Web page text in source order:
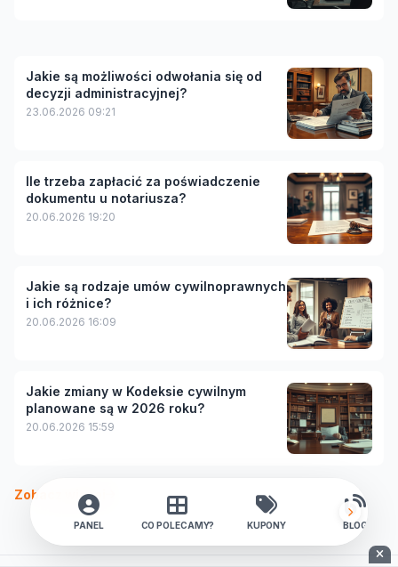
Jakie są możliwości odwołania się od
decyzji administracyjnej?
23.06.2026 09:21
Ile trzeba zapłacić za poświadczenie
dokumentu u notariusza?
20.06.2026 19:20
Jakie są rodzaje umów cywilnoprawnych
i ich różnice?
20.06.2026 16:09
Jakie zmiany w Kodeksie cywilnym
planowane są w 2026 roku?
20.06.2026 15:59
Zobacz więcej
PANEL CO POLECAMY? KUPONY BLOG